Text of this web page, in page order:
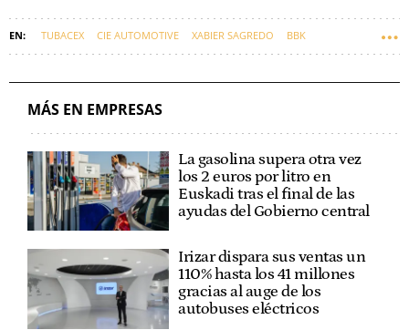
TUBACEX CIE AUTOMOTIVE XABIER SAGREDO BBK
MÁS EN EMPRESAS
La gasolina supera otra vez
los 2 euros por litro en
Euskadi tras el final de las
ayudas del Gobierno central
Irizar dispara sus ventas un
110% hasta los 41 millones
gracias al auge de los
autobuses eléctricos